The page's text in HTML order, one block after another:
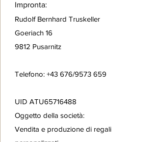
Impronta:
Rudolf Bernhard Truskeller
Goeriach 16
9812 Pusarnitz
Telefono: +43 676/9573 659
UID ATU65716488
Oggetto della società:
Vendita e produzione di regali